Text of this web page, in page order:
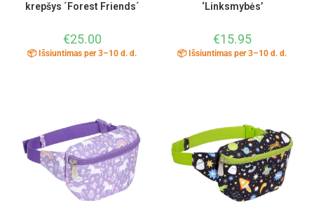
krepšys ´Forest Friends´
€25.00
📦 Išsiuntimas per 3–10 d. d.
‘Linksmybės’
€15.95
📦 Išsiuntimas per 3–10 d. d.